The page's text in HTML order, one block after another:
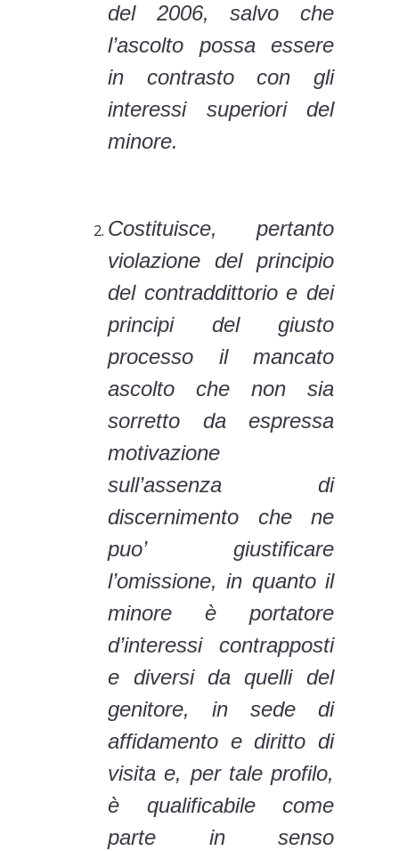
del 2006, salvo che
l’ascolto possa essere
in contrasto con gli
interessi superiori del
minore.
Costituisce, pertanto
violazione del principio
del contraddittorio e dei
principi del giusto
processo il mancato
ascolto che non sia
sorretto da espressa
motivazione
sull’assenza di
discernimento che ne
puo’ giustificare
l’omissione, in quanto il
minore è portatore
d’interessi contrapposti
e diversi da quelli del
genitore, in sede di
affidamento e diritto di
visita e, per tale profilo,
è qualificabile come
parte in senso